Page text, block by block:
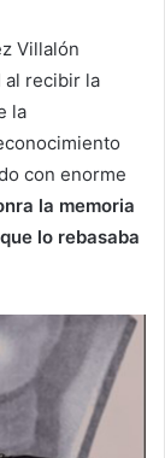
Villalón
al recibir la
la
con enorme
la memoria
lo rebasaba